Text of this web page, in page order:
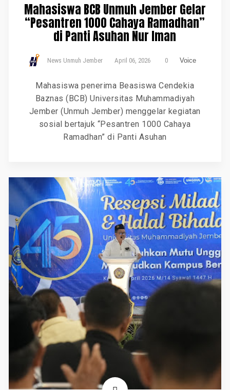
Mahasiswa BCB Unmuh Jember Gelar
“Pesantren 1000 Cahaya Ramadhan”
di Panti Asuhan Nur Iman
News Unmuh Jember April 06, 2026 0 Voice
Mahasiswa penerima Beasiswa Cendekia
Baznas (BCB) Universitas Muhammadiyah
Jember (Unmuh Jember) menggelar kegiatan
sosial bertajuk “Pesantren 1000 Cahaya
Ramadhan” di Panti Asuhan